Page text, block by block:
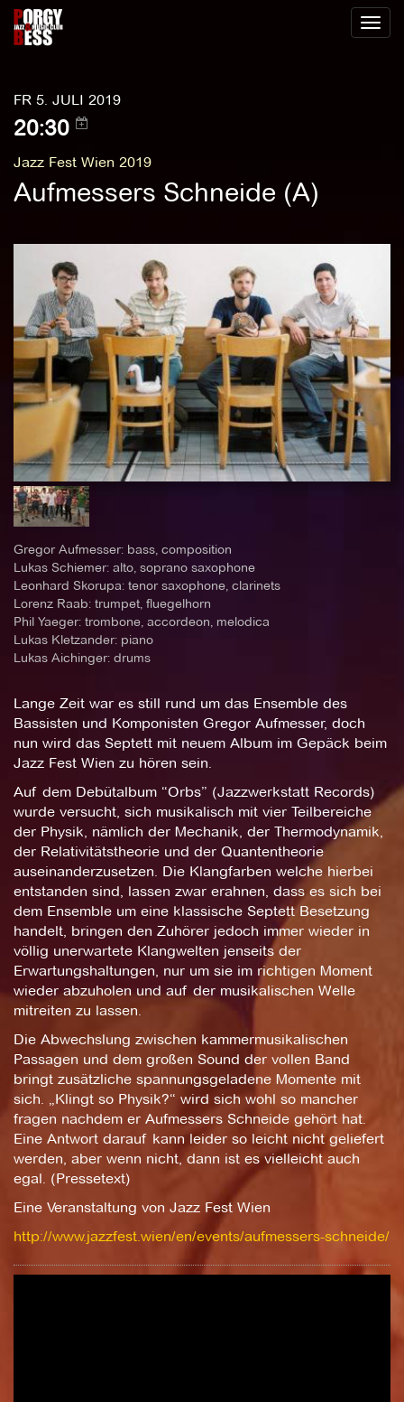
Toggle
FR 5. JULI 2019
20:30
Jazz Fest Wien 2019
Aufmessers Schneide (A)
Gregor Aufmesser: bass, composition
Lukas Schiemer: alto, soprano saxophone
Leonhard Skorupa: tenor saxophone, clarinets
Lorenz Raab: trumpet, fluegelhorn
Phil Yaeger: trombone, accordeon, melodica
Lukas Kletzander: piano
Lukas Aichinger: drums
Lange Zeit war es still rund um das Ensemble des
Bassisten und Komponisten Gregor Aufmesser, doch
nun wird das Septett mit neuem Album im Gepäck beim
Jazz Fest Wien zu hören sein.
Auf dem Debütalbum “Orbs” (Jazzwerkstatt Records)
wurde versucht, sich musikalisch mit vier Teilbereiche
der Physik, nämlich der Mechanik, der Thermodynamik,
der Relativitätstheorie und der Quantentheorie
auseinanderzusetzen. Die Klangfarben welche hierbei
entstanden sind, lassen zwar erahnen, dass es sich bei
dem Ensemble um eine klassische Septett Besetzung
handelt, bringen den Zuhörer jedoch immer wieder in
völlig unerwartete Klangwelten jenseits der
Erwartungshaltungen, nur um sie im richtigen Moment
wieder abzuholen und auf der musikalischen Welle
mitreiten zu lassen.
Die Abwechslung zwischen kammermusikalischen
Passagen und dem großen Sound der vollen Band
bringt zusätzliche spannungsgeladene Momente mit
sich. „Klingt so Physik?“ wird sich wohl so mancher
fragen nachdem er Aufmessers Schneide gehört hat.
Eine Antwort darauf kann leider so leicht nicht geliefert
werden, aber wenn nicht, dann ist es vielleicht auch
egal. (Pressetext)
Eine Veranstaltung von Jazz Fest Wien
http://www.jazzfest.wien/en/events/aufmessers-schneide/